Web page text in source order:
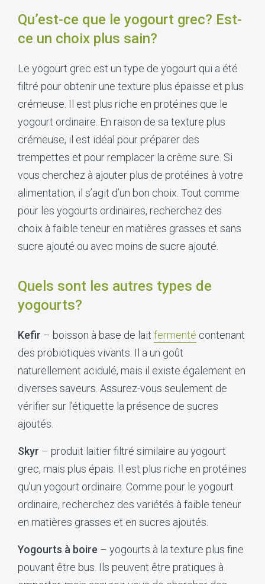
Qu’est-ce que le yogourt grec? Est-
ce un choix plus sain?
Le yogourt grec est un type de yogourt qui a été
filtré pour obtenir une texture plus épaisse et plus
crémeuse. Il est plus riche en protéines que le
yogourt ordinaire. En raison de sa texture plus
crémeuse, il est idéal pour préparer des
trempettes et pour remplacer la crème sure. Si
vous cherchez à ajouter plus de protéines à votre
alimentation, il s’agit d’un bon choix. Tout comme
pour les yogourts ordinaires, recherchez des
choix à faible teneur en matières grasses et sans
sucre ajouté ou avec moins de sucre ajouté.
Quels sont les autres types de
yogourts?
Kefir – boisson à base de lait fermenté contenant
des probiotiques vivants. Il a un goût
naturellement acidulé, mais il existe également en
diverses saveurs. Assurez-vous seulement de
vérifier sur l’étiquette la présence de sucres
ajoutés.
Skyr – produit laitier filtré similaire au yogourt
grec, mais plus épais. Il est plus riche en protéines
qu’un yogourt ordinaire. Comme pour le yogourt
ordinaire, recherchez des variétés à faible teneur
en matières grasses et en sucres ajoutés.
Yogourts à boire – yogourts à la texture plus fine
pouvant être bus. Ils peuvent être pratiques à